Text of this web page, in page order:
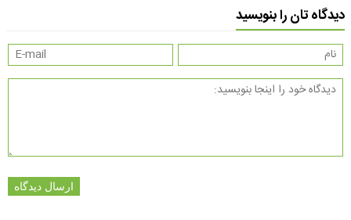
دیدگاه تان را بنویسید
ارسال دیدگاه